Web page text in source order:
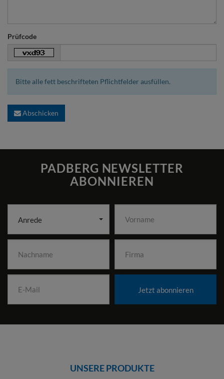
Prüfcode
Bitte alle fett beschrifteten Pflichtfelder ausfüllen.
Abschicken
PADBERG NEWSLETTER
ABONNIEREN
Anrede
Jetzt abonnieren
UNSERE PRODUKTE